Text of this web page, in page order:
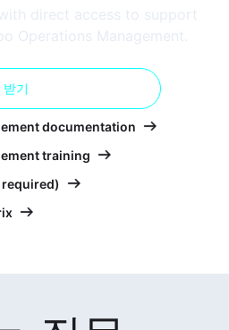
direct access to support
Operations Management.
받기
documentation
training